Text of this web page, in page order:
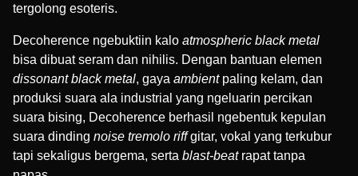
tergolong esoteris.
Decoherence ngebuktiin kalo atmospheric black metal
bisa dibuat seram dan nihilis. Dengan bantuan elemen
dissonant black metal, gaya ambientpaling kelam, dan
produksi suara ala industrial yang ngeluarin percikan
suara bising, Decoherence berhasil ngebentuk kepulan
suara dinding noise tremolo riffgitar, vokal yang terkubur
tapi sekaligus bergema, serta blast-beat rapat tanpa